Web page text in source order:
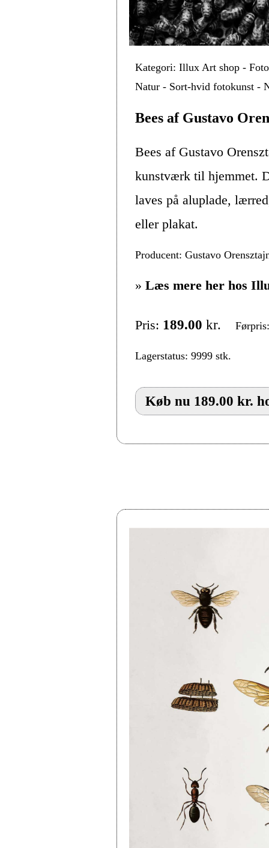
Kategori: Illux Art shop -
Natur - Sort-hvid fotokunst -
Bees af Gustavo
Bees af Gustavo
kunstværk til hjemmet.
laves på aluplade,
eller plakat.
Producent: Gustavo
» Læs mere her hos
Pris: 189.00 kr.
Lagerstatus: 9999 stk.
Køb nu 189.00 kr.